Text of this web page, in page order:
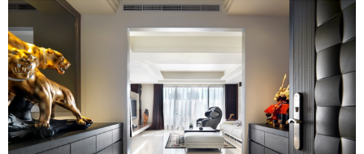
北歐
古典
鄉村
工業
奢華
251萬以上
台南 高雄
室內設計師方案
傢俱建材商方案
一般屋主方案
2房2聽 - 基本版
2房2廳 - 精裝版
3房2聽 - 基本版
3房2廳 - 精裝版
主題精選
設計知識+
國外案例
設計私房話
新北市
桃園市
新竹市
基隆市